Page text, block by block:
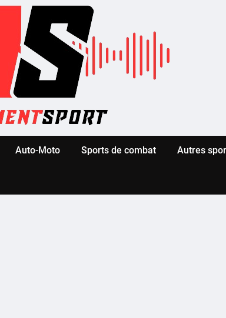
Auto-Moto Sports de combat Autres